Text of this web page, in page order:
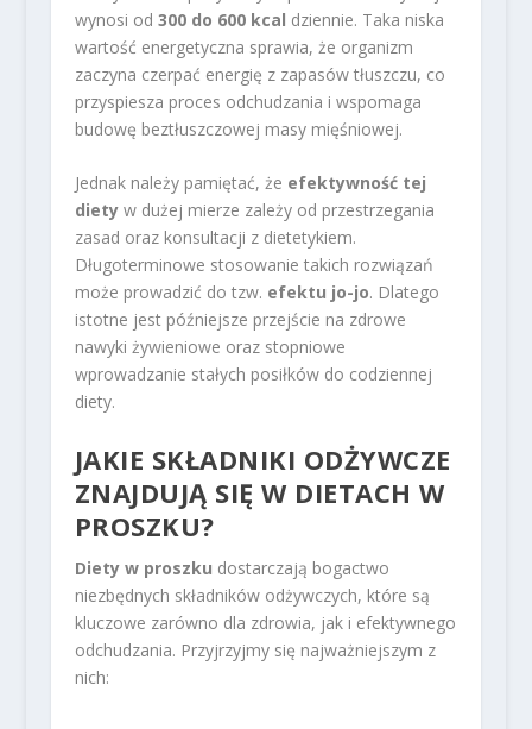
wynosi od 300 do 600 kcal dziennie. Taka niska
wartość energetyczna sprawia, że organizm
zaczyna czerpać energię z zapasów tłuszczu, co
przyspiesza proces odchudzania i wspomaga
budowę beztłuszczowej masy mięśniowej.
Jednak należy pamiętać, że efektywność tej
dietyw dużej mierze zależy od przestrzegania
zasad oraz konsultacji z dietetykiem.
Długoterminowe stosowanie takich rozwiązań
może prowadzić do tzw. efektu jo-jo. Dlatego
istotne jest późniejsze przejście na zdrowe
nawyki żywieniowe oraz stopniowe
wprowadzanie stałych posiłków do codziennej
diety.
JAKIE SKŁADNIKI ODŻYWCZE
ZNAJDUJĄ SIĘ W DIETACH W
PROSZKU?
Diety w proszku dostarczają bogactwo
niezbędnych składników odżywczych, które są
kluczowe zarówno dla zdrowia, jak i efektywnego
odchudzania. Przyjrzyjmy się najważniejszym z
nich: